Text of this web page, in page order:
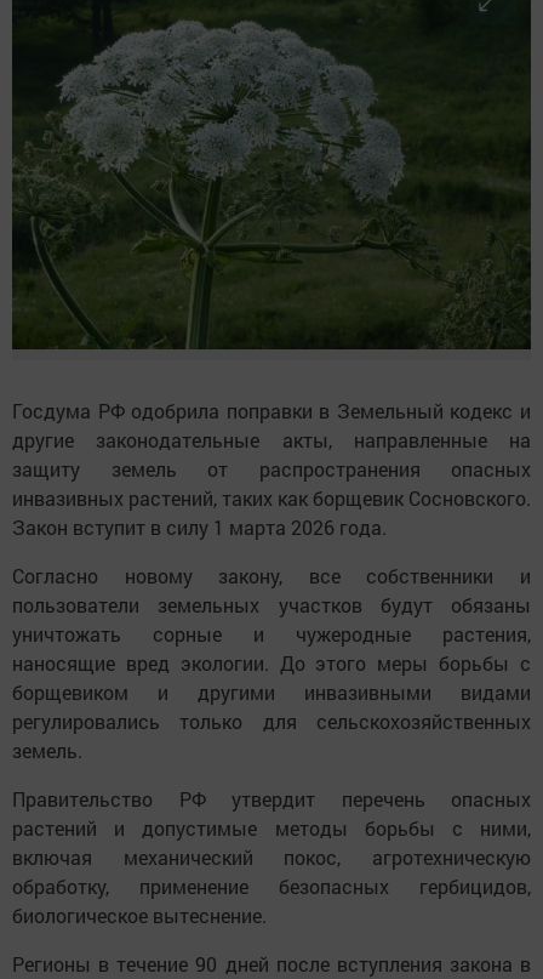
Госдума РФ одобрила поправки в Земельный кодекс и
другие законодательные акты, направленные на
защиту земель от распространения опасных
инвазивных растений, таких как борщевик Сосновского.
Закон вступит в силу 1 марта 2026 года.
Согласно новому закону, все собственники и
пользователи земельных участков будут обязаны
уничтожать сорные и чужеродные растения,
наносящие вред экологии. До этого меры борьбы с
борщевиком и другими инвазивными видами
регулировались только для сельскохозяйственных
земель.
Правительство РФ утвердит перечень опасных
растений и допустимые методы борьбы с ними,
включая механический покос, агротехническую
обработку, применение безопасных гербицидов,
биологическое вытеснение.
Регионы в течение 90 дней после вступления закона в